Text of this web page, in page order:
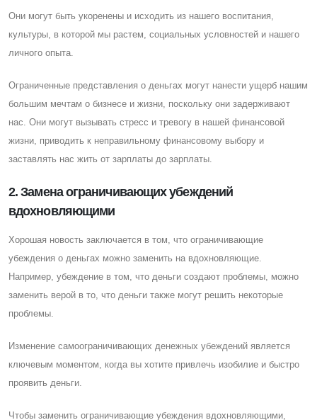
Они могут быть укоренены и исходить из нашего воспитания,
культуры, в которой мы растем, социальных условностей и нашего
личного опыта.
Ограниченные представления о деньгах могут нанести ущерб нашим
большим мечтам о бизнесе и жизни, поскольку они задерживают
нас. Они могут вызывать стресс и тревогу в нашей финансовой
жизни, приводить к неправильному финансовому выбору и
заставлять нас жить от зарплаты до зарплаты.
2. Замена ограничивающих убеждений
вдохновляющими
Хорошая новость заключается в том, что ограничивающие
убеждения о деньгах можно заменить на вдохновляющие.
Например, убеждение в том, что деньги создают проблемы, можно
заменить верой в то, что деньги также могут решить некоторые
проблемы.
Изменение самоограничивающих денежных убеждений является
ключевым моментом, когда вы хотите привлечь изобилие и быстро
проявить деньги.
Чтобы заменить ограничивающие убеждения вдохновляющими,